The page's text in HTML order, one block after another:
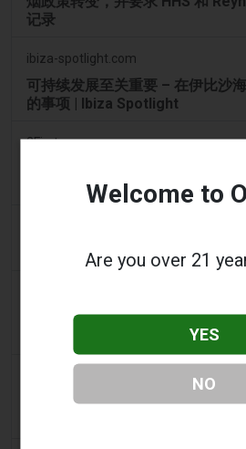
记录
ibiza-spotlight.com
可持续发展至关重要 – 在伊比沙
的事项 | Ibiza Spotlight
2Firsts
升 1 迪拉姆的最低消费税价格，
VB Distribution获准承担电子烟
2FIRSTS | 尼古丁袋在美国便利店
电子烟税在九个月内筹集了2200
Welcome to
Are you over 21
YES
NO